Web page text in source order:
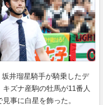
坂井瑠星騎手が騎乗したデ
ズナ産駒の牡馬が11番人
事に白星を飾った。